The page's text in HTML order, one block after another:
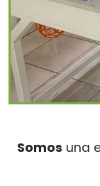
Somos una